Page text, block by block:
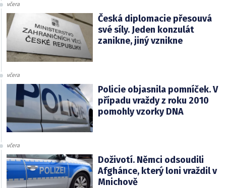
včera
Česká diplomacie přesouvá
své síly. Jeden konzulát
zanikne, jiný vznikne
včera
Policie objasnila pomníček. V
případu vraždy z roku 2010
pomohly vzorky DNA
včera
Doživotí. Němci odsoudili
Afghánce, který loni vraždil v
Mnichově